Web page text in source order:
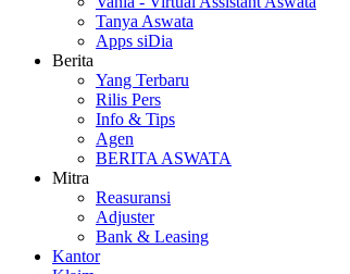
Tanya Aswata
Apps siDia
Berita
Yang Terbaru
Rilis Pers
Info & Tips
Agen
BERITA ASWATA
Mitra
Reasuransi
Adjuster
Bank & Leasing
Kantor